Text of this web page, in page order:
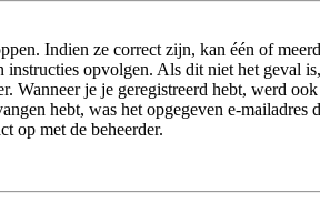
Indien ze correct zijn, kan één of
opvolgen. Als dit niet het geval
Wanneer je je geregistreerd hebt, werd
hebt, was het opgegeven e-
op met de beheerder.